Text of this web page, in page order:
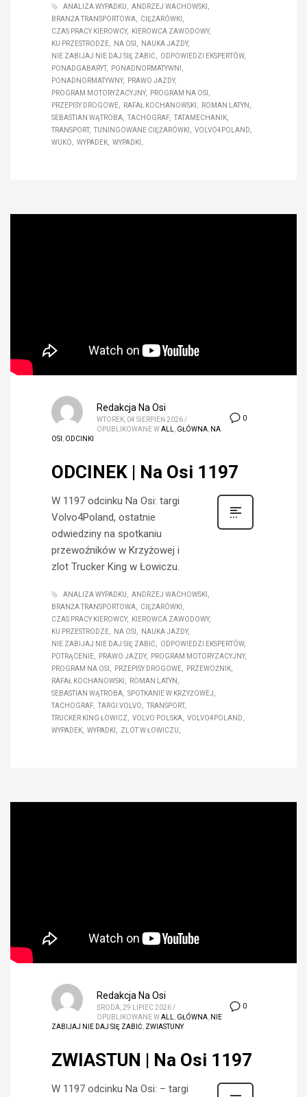
ANALIZA WYPADKU
ANDRZEJ WACHOWSKI
BRANŻA TRANSPORTOWA
CIĘŻARÓWKI
CZAS PRACY KIEROWCY
KIEROWCA ZAWODOWY
KU PRZESTRODZE
NA OSI
NAUKA JAZDY
NIE ZABIJAJ NIE DAJ SIĘ ZABIĆ
ODPOWIEDZI EKSPERTÓW
PONADGABARYT
PONADNORMATYWNI
PONADNORMATYWNY
PRAWO JAZDY
PROGRAM MOTORYZACYJNY
PROGRAM NA OSI
PRZEPISY DROGOWE
RAFAŁ KOCHANOWSKI
ROMAN LATYN
SEBASTIAN WĄTROBA
TACHOGRAF
TATAMECHANIK
TRANSPORT
TUNINGOWANE CIĘŻARÓWKI
VOLVO4POLAND
WUKO
WYPADEK WYPADKI
0
Redakcja Na Osi
WTOREK, 04 SIERPIEŃ 2026 /
OPUBLIKOWANE WALL GŁÓWNA NA
OSI
ODCINKI
ODCINEK | Na Osi 1197
W 1197 odcinku Na Osi: targi
Volvo4Poland, ostatnie
odwiedziny na spotkaniu
przewoźników w Krzyżowej i
zlot Trucker King w Łowiczu.
ANALIZA WYPADKU
ANDRZEJ WACHOWSKI
BRANŻA TRANSPORTOWA
CIĘŻARÓWKI
CZAS PRACY KIEROWCY
KIEROWCA ZAWODOWY
KU PRZESTRODZE
NA OSI
NAUKA JAZDY
NIE ZABIJAJ NIE DAJ SIĘ ZABIĆ
ODPOWIEDZI EKSPERTÓW
POTRĄCENIE
PRAWO JAZDY
PROGRAM MOTORYZACYJNY
PROGRAM NA OSI
PRZEPISY DROGOWE
PRZEWOŹNIK
RAFAŁ KOCHANOWSKI
ROMAN LATYN
SEBASTIAN WĄTROBA
SPOTKANIE W KRZYŻOWEJ
TACHOGRAF
TARGI VOLVO
TRANSPORT
TRUCKER KING ŁOWICZ
VOLVO POLSKA
VOLVO4POLAND
WYPADEK
WYPADKI ZLOT W ŁOWICZU
0
Redakcja Na Osi
ŚRODA, 29 LIPIEC 2026/
OPUBLIKOWANE WALL, GŁÓWNA, NIE
ZABIJAJ NIE DAJ SIĘ ZABIĆ, ZWIASTUNY
ZWIASTUN | Na Osi 1197
W 1197 odcinku Na Osi: – targi